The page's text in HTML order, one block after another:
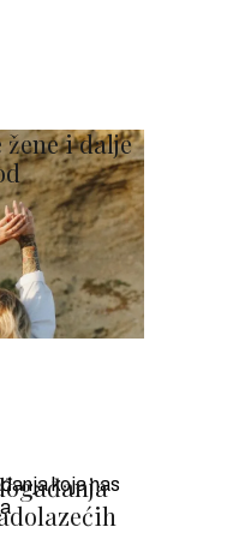
žene i dalje